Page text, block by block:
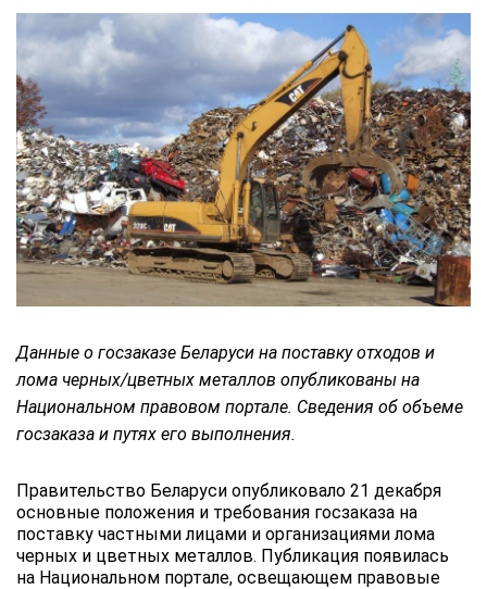
Данные о госзаказе Беларуси на поставку отходов и
лома черных/цветных металлов опубликованы на
Национальном правовом портале. Сведения об объеме
госзаказа и путях его выполнения.
Правительство Беларуси опубликовало 21 декабря
основные положения и требования госзаказа на
поставку частными лицами и организациями лома
черных и цветных металлов. Публикация появилась
на Национальном портале, освещающем правовые